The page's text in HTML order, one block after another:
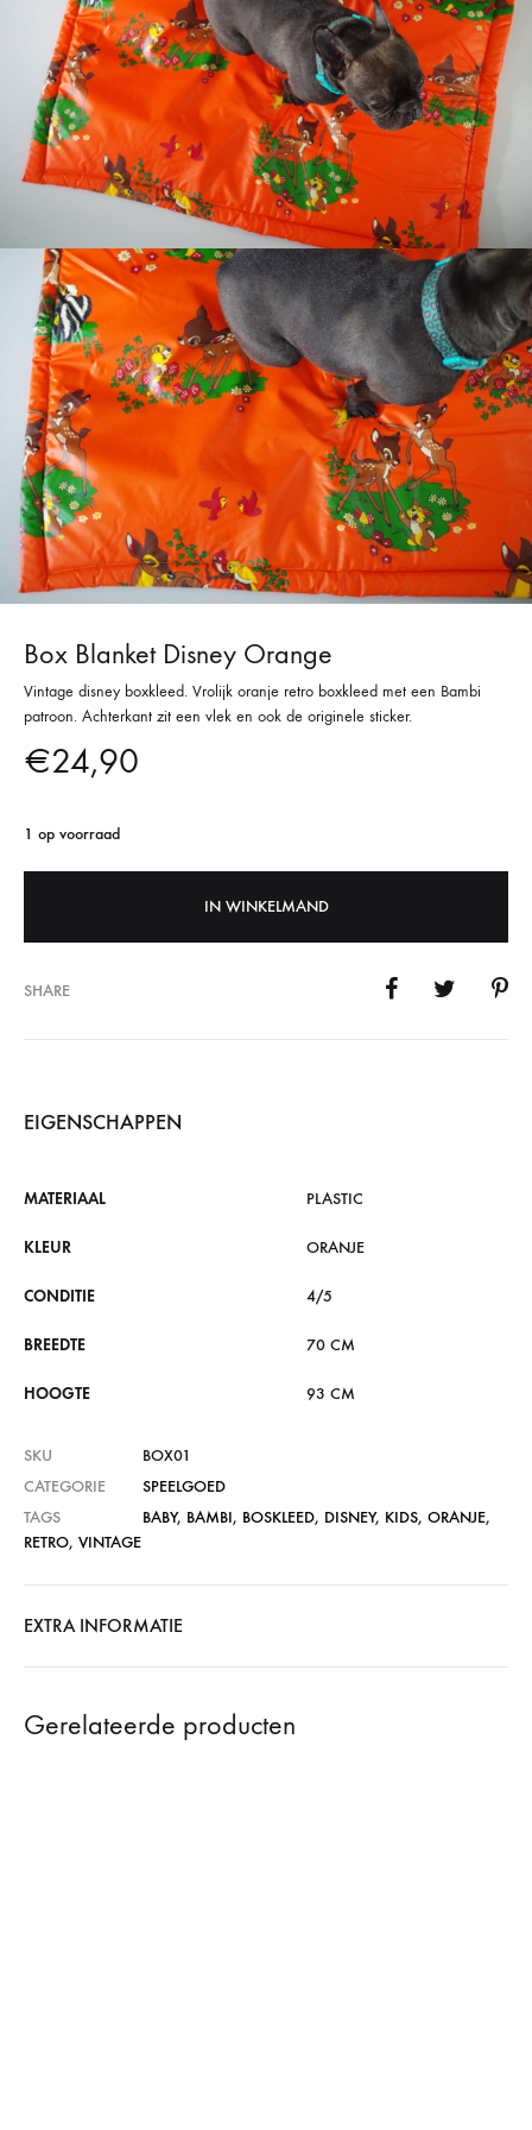
Box Blanket Disney Orange
Vintage disney boxkleed. Vrolijk oranje retro boxkleed met een Bambi
patroon. Achterkant zit een vlek en ook de originele sticker.
€24,90
1 op voorraad
IN WINKELMAND
SHARE
EIGENSCHAPPEN
MATERIAAL PLASTIC
KLEUR ORANJE
CONDITIE 4/5
BREEDTE 70 CM
HOOGTE 93 CM
SKU
BOX01
CATEGORIE
SPEELGOED
TAGS
BABY, BAMBI, BOSKLEED, DISNEY, KIDS, ORANJE,
RETRO, VINTAGE
EXTRA INFORMATIE
Gerelateerde producten